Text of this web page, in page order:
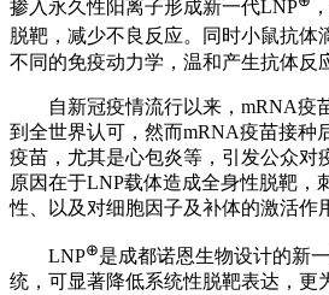
掺入永久性阳离子形成新一代LNP
脱靶，减少不良反应。同时小鼠抗体
不同的免疫动力学，温和产生抗体反
自新冠疫情流行以来，mRNA疫
到全世界认可，然而mRNA疫苗接种
疫苗，尤其是心包炎等，引发公众对
原因在于LNP载体造成全身性脱靶，
性、以及对细胞因子及补体的激活作
LNP⊕是成都诺恩生物设计的新
统，可显著降低系统性脱靶表达，更